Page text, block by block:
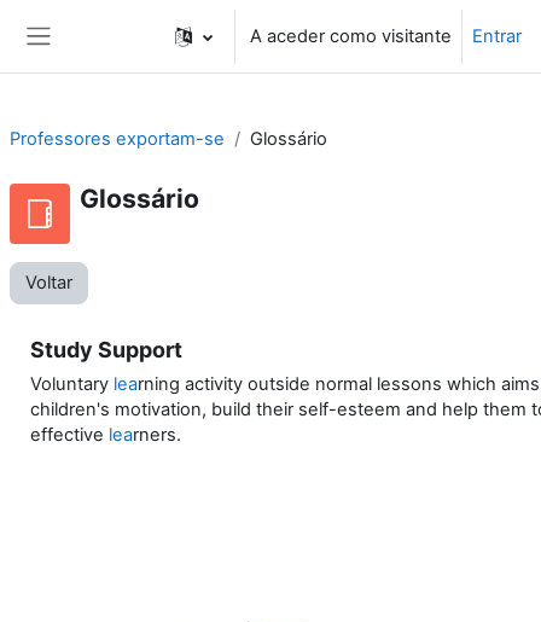
A aceder como visitante Entrar
Professores exportam-se Glossário
Glossário
Voltar
Study Support
Voluntary learning activity outside normal lessons which
children's motivation, build their self-esteem and help them
effective learners.